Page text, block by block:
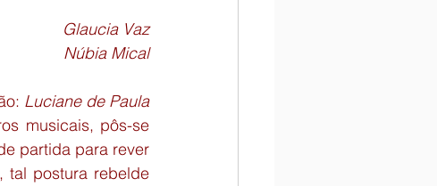
Glaucia Vaz
Núbia Mical
Luciane de Paula
musicais, pôs-se
partida para rever
tal postura rebelde